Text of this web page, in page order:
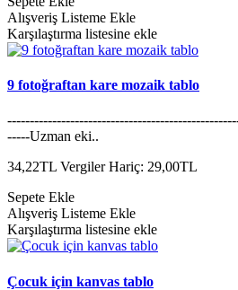
Alışveriş Listeme Ekle
Karşılaştırma listesine ekle
9 fotoğraftan kare mozaik tablo
-----Uzman eki..
34,22TL Vergiler Hariç: 29,00TL
Sepete Ekle
Alışveriş Listeme Ekle
Karşılaştırma listesine ekle
Çocuk için kanvas tablo